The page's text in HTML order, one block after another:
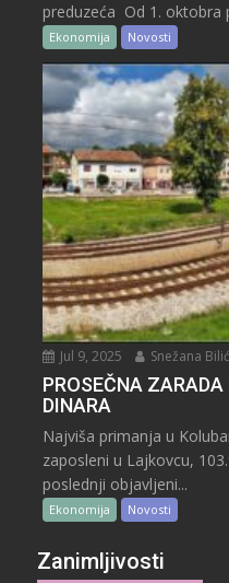
preduzeća Od 1. oktobra
Ekonomija Novosti
Jul 9, 2025 Snežana Bilić
PROSEČNA
DINARA
Najviša primanja u
zaposleni u Lajkovcu,
poslednji objavljeni...
Ekonomija Novosti
Zanimljivosti